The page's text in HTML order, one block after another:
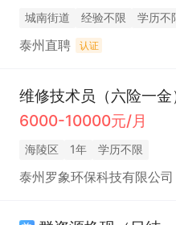
城南街道 经验不限 学历不
泰州直聘 认证
维修技术员（六险一金
6000-10000元/月
海陵区 1年 学历不限
泰州罗象环保科技有限公司